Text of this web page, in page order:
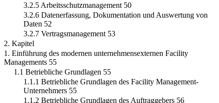
3.2.5 Arbeitsschutzmanagement 50
3.2.6 Datenerfassung, Dokumentation und Auswertung von
Daten 52
3.2.7 Vertragsmanagement 53
2. Kapitel
1. Einführung des modernen unternehmensexternen Facility
Managements 55
1.1 Betriebliche Grundlagen 55
1.1.1 Betriebliche Grundlagen des Facility Management-
Unternehmers 55
1.1.2 Betriebliche Grundlagen des Auftraggebers 56